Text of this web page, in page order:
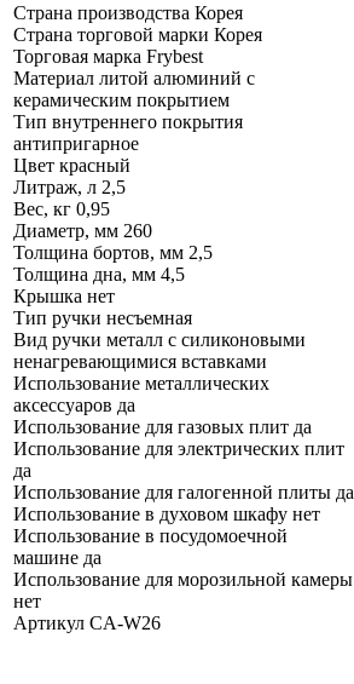
Страна производства Корея
Страна торговой марки Корея
Торговая марка Frybest
Материал литой алюминий с
керамическим покрытием
Тип внутреннего покрытия
антипригарное
Цвет красный
Литраж, л 2,5
Вес, кг 0,95
Диаметр, мм 260
Толщина бортов, мм 2,5
Толщина дна, мм 4,5
Крышка нет
Тип ручки несъемная
Вид ручки металл с силиконовыми
ненагревающимися вставками
Использование металлических
аксессуаров да
Использование для газовых плит да
Использование для электрических плит
да
Использование для галогенной плиты да
Использование в духовом шкафу нет
Использование в посудомоечной
машине да
Использование для морозильной камеры
нет
Артикул CA-W26